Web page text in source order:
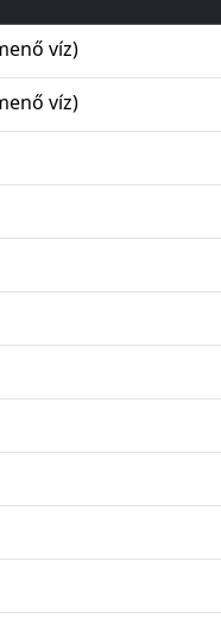
víz)
víz)